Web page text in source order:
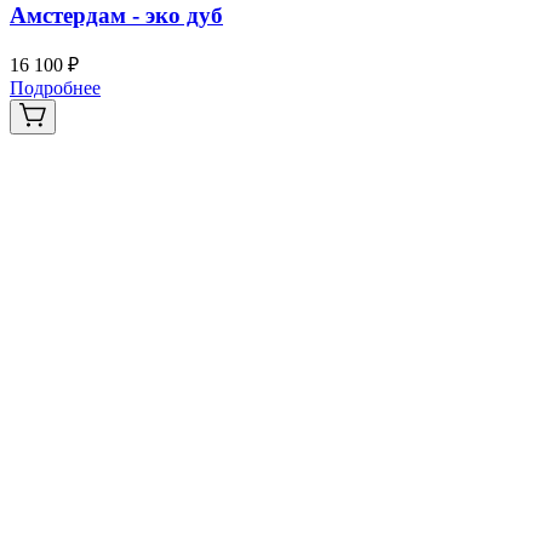
Амстердам - эко дуб
16 100 ₽
Подробнее